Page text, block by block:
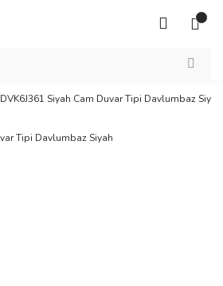
DVK6J361 Siyah Cam Duvar Tipi Davlumbaz Siyah